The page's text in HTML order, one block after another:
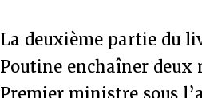
La deuxième partie du
Poutine enchaîner deux